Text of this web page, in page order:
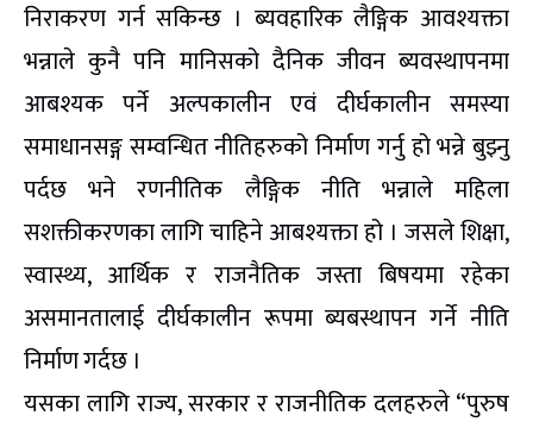
निराकरण गर्न सकिन्छ । ब्यवहारिक लैङ्गिक आवश्यक्ता
भन्नाले कुनै पनि मानिसको दैनिक जीवन ब्यवस्थापनमा
आबश्यक पर्ने अल्पकालीन एवं दीर्घकालीन समस्या
समाधानसङ्ग सम्वन्धित नीतिहरुको निर्माण गर्नु हो भन्ने बुझ्नु
पर्दछ भने रणनीतिक लैङ्गिक नीति भन्नाले महिला
सशक्तीकरणका लागि चाहिने आबश्यक्ता हो । जसले शिक्षा,
स्वास्थ्य, आर्थिक र राजनैतिक जस्ता बिषयमा रहेका
असमानतालाई दीर्घकालीन रूपमा ब्यबस्थापन गर्ने नीति
निर्माण गर्दछ ।
यसका लागि राज्य, सरकार र राजनीतिक दलहरुले “पुरुष